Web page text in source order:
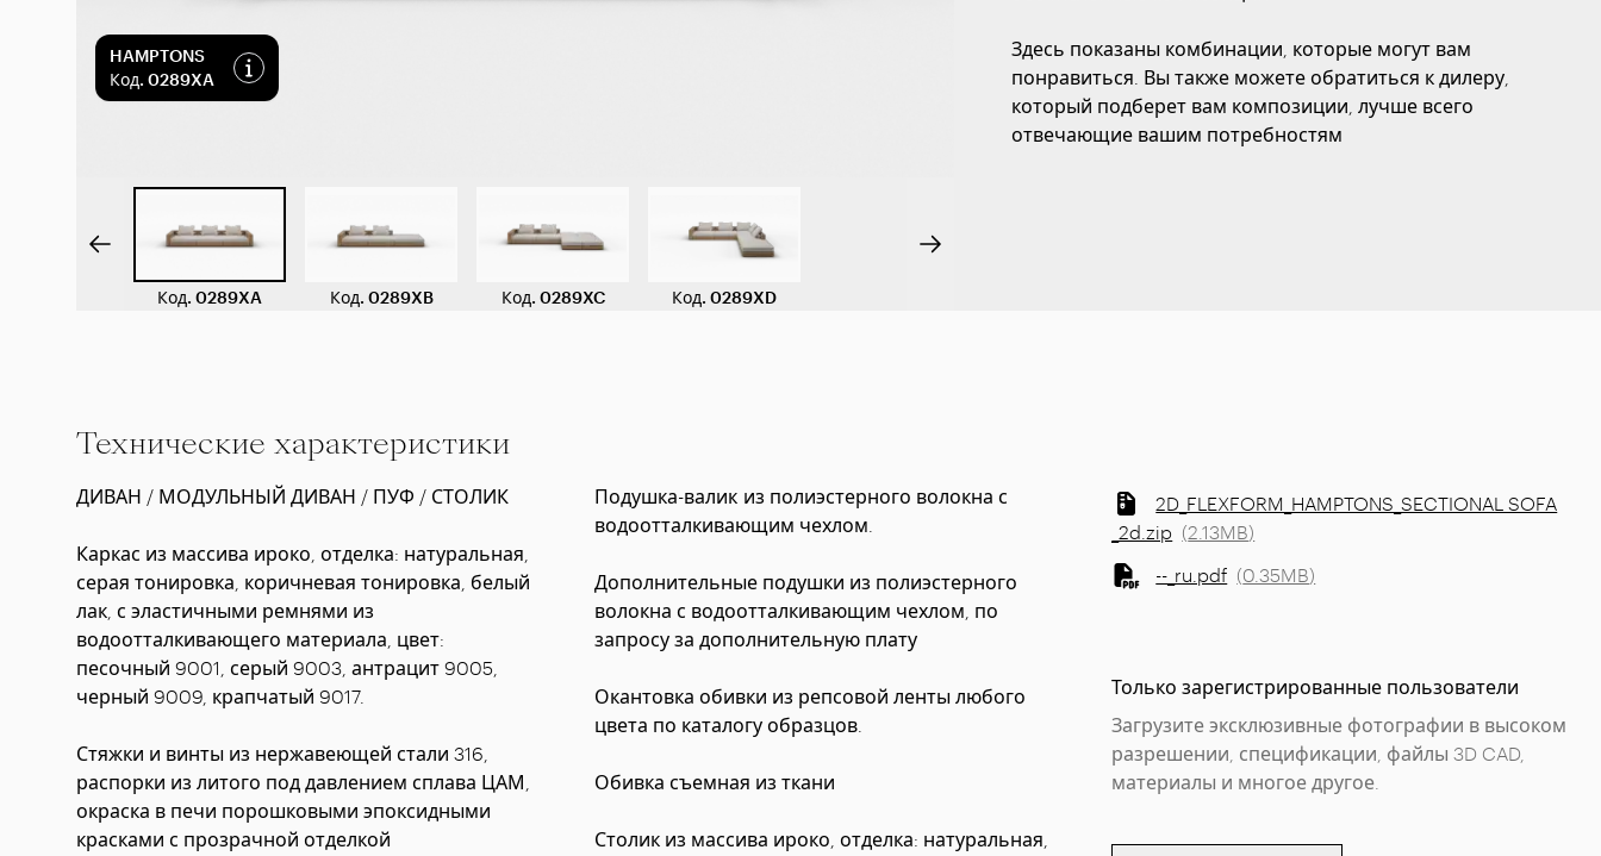
HAMPTONS
Код. 0289XA
Код. 0289XA Код. 0289XB Код. 0289XC Код. 0289XD
Здесь показаны комбинации, которые могут вам
понравиться. Вы также можете обратиться к дилеру,
который подберет вам композиции, лучше всего
отвечающие вашим потребностям
Технические характеристики
ДИВАН / МОДУЛЬНЫЙ ДИВАН / ПУФ / СТОЛИК
Каркас из массива ироко, отделка: натуральная,
серая тонировка, коричневая тонировка, белый
лак, с эластичными ремнями из
водоотталкивающего материала, цвет:
песочный 9001, серый 9003, антрацит 9005,
черный 9009, крапчатый 9017.
Стяжки и винты из нержавеющей стали 316,
распорки из литого под давлением сплава ЦАМ,
окраска в печи порошковыми эпоксидными
красками с прозрачной отделкой
Подушка-валик из полиэстерного волокна с
водоотталкивающим чехлом.
Дополнительные подушки из полиэстерного
волокна с водоотталкивающим чехлом, по
запросу за дополнительную плату
Окантовка обивки из репсовой ленты любого
цвета по каталогу образцов.
Обивка съемная из ткани
Столик из массива ироко, отделка: натуральная,
2D_FLEXFORM_HAMPTONS_SECTIONAL SOFA
_2d.zip (2.13MB)
--_ru.pdf (0.35MB)
Только зарегистрированные пользователи
Загрузите эксклюзивные фотографии в высоком
разрешении, спецификации, файлы 3D CAD,
материалы и многое другое.